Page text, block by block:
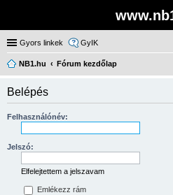
Gyors linkek GyIK
NB1.hu
Fórum kezdőlap
Belépés
Felhasználónév:
Jelszó:
Elfelejtettem a jelszavam
Emlékezz rám